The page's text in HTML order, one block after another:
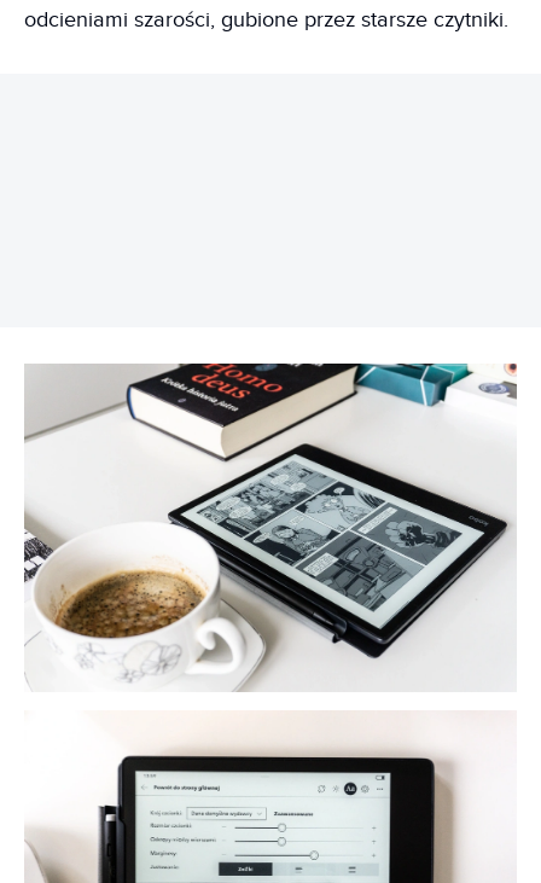
odcieniami szarości, gubione przez starsze czytniki.